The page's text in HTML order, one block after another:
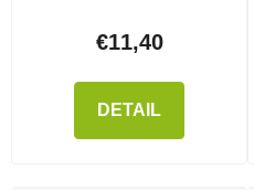
€11,40
DETAIL